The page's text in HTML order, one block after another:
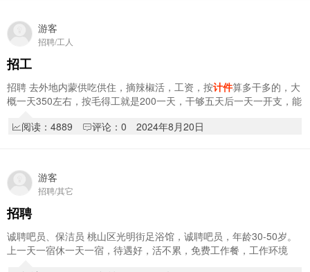
游客
招聘/工人
招工
招聘 去外地内蒙供吃供住，摘辣椒活，工资，按计件算多干多的，大
概一天350左右，按毛得工就是200一天，干够五天后一天一开支，能
阅读：4889
评论：0 2024年8月20日
游客
招聘/其它
招聘
诚聘吧员、保洁员 桃山区光明街足浴馆，诚聘吧员，年龄30-50岁。
上一天一宿休一天一宿，待遇好，活不累，免费工作餐，工作环境